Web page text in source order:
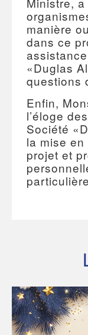
manière
dans ce
«Duglas
questions
Enfin,
l’éloge
Société
la mise
projet et